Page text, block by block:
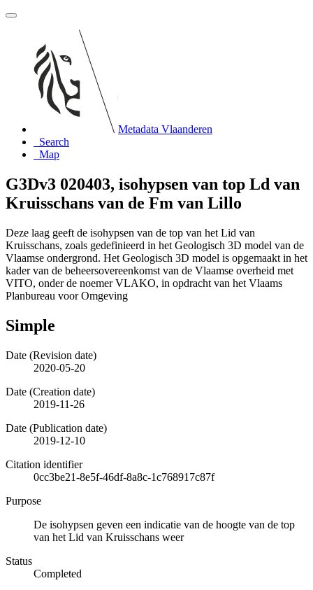
Metadata Vlaanderen
Search
Map
G3Dv3 020403, isohypsen van top Ld van
Kruisschans van de Fm van Lillo
Deze laag geeft de isohypsen van de top van het Lid van
Kruisschans, zoals gedefinieerd in het Geologisch 3D model van de
Vlaamse ondergrond. Het Geologisch 3D model is opgemaakt in het
kader van de beheersovereenkomst van de Vlaamse overheid met
VITO, onder de noemer VLAKO, in opdracht van het Vlaams
Planbureau voor Omgeving
Simple
Date (Revision date)
2020-05-20
Date (Creation date)
2019-11-26
Date (Publication date)
2019-12-10
Citation identifier
0cc3be21-8e5f-46df-8a8c-1c768917c87f
Purpose
De isohypsen geven een indicatie van de hoogte van de top
van het Lid van Kruisschans weer
Status
Completed